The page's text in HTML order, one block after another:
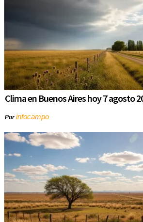
Clima en Buenos Aires hoy 7 agosto
Porinfocampo